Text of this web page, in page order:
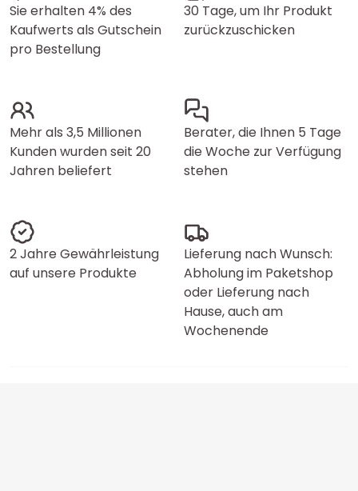
Sie erhalten 4% des
Kaufwerts als Gutschein
pro Bestellung
30 Tage, um Ihr Produkt
zurückzuschicken
Mehr als 3,5 Millionen
Kunden wurden seit 20
Jahren beliefert
Berater, die Ihnen 5 Tage
die Woche zur Verfügung
stehen
2 Jahre Gewährleistung
auf unsere Produkte
Lieferung nach Wunsch:
Abholung im Paketshop
oder Lieferung nach
Hause, auch am
Wochenende